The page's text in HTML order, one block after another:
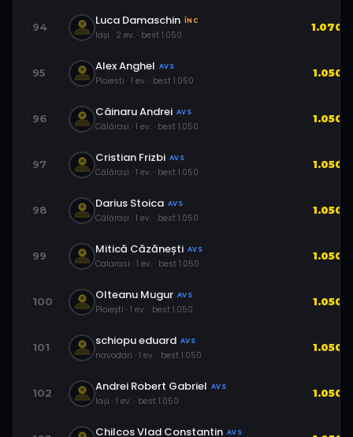
94 Luca Damaschin ÎNC
Iași · 2 ev. · best 1.050
1.070
95 Alex Anghel AVS
Ploiesti · 1 ev. · best 1.050
1.050
96 Câinaru Andrei AVS
Călărași · 1 ev. · best 1.050
1.050
97 Cristian Frizbi AVS
Călărași · 1 ev. · best 1.050
1.050
98 Darius Stoica AVS
Călărași · 1 ev. · best 1.050
1.050
99 Mitică Căzănești AVS
Calarasi · 1 ev. · best 1.050
1.050
100 Olteanu Mugur AVS
Ploiești · 1 ev. · best 1.050
1.050
101 schiopu eduard AVS
navodari · 1 ev. · best 1.050
1.050
102 Andrei Robert Gabriel AVS
Iași · 1 ev. · best 1.050
1.050
Chilcos Vlad Constantin AVS